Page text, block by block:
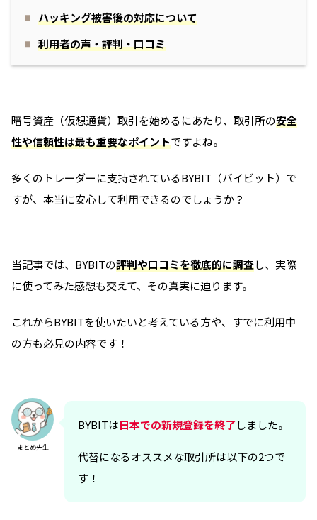
ハッキング被害後の対応について
利用者の声・評判・口コミ
暗号資産（仮想通貨）取引を始めるにあたり、取引所の安全
性や信頼性は最も重要なポイントですよね。
多くのトレーダーに支持されているBYBIT（バイビット）で
すが、本当に安心して利用できるのでしょうか？
当記事では、BYBITの評判や口コミを徹底的に調査し、実際
に使ってみた感想も交えて、その真実に迫ります。
これからBYBITを使いたいと考えている方や、すでに利用中
の方も必見の内容です！
まとめ先生
BYBITは日本での新規登録を終了しました。
代替になるオススメな取引所は以下の2つで
す！